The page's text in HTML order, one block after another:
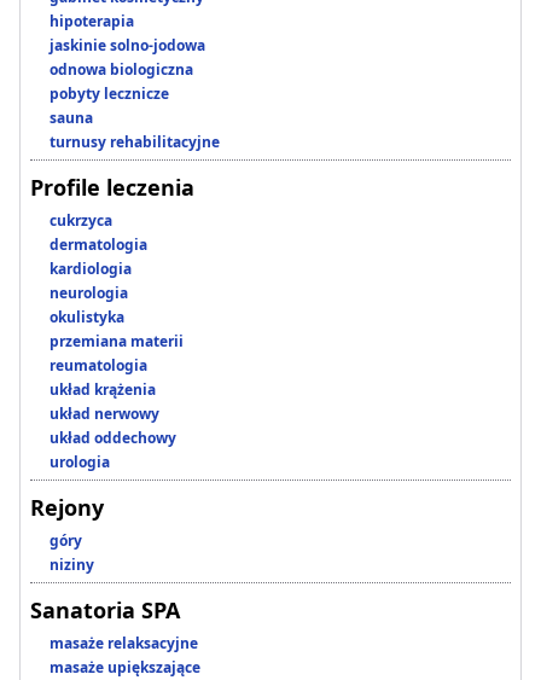
hipoterapia
jaskinie solno-jodowa
odnowa biologiczna
pobyty lecznicze
sauna
turnusy rehabilitacyjne
Profile leczenia
cukrzyca
dermatologia
kardiologia
neurologia
okulistyka
przemiana materii
reumatologia
układ krążenia
układ nerwowy
układ oddechowy
urologia
Rejony
góry
niziny
Sanatoria SPA
masaże relaksacyjne
masaże upiększające